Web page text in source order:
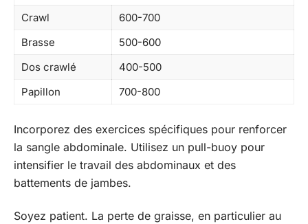
Crawl
600-700
Brasse
500-600
Dos crawlé
400-500
Papillon
700-800
Incorporez des exercices spécifiques pour renforcer
la sangle abdominale. Utilisez un pull-buoy pour
intensifier le travail des abdominaux et des
battements de jambes.
Soyez patient. La perte de graisse, en particulier au